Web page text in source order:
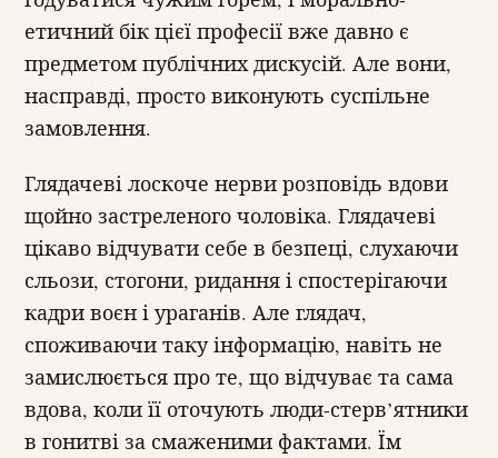
етичний бік цієї професії вже давно є
предметом публічних дискусій. Але вони,
насправді, просто виконують суспільне
замовлення.
Глядачеві лоскоче нерви розповідь вдови
щойно застреленого чоловіка. Глядачеві
цікаво відчувати себе в безпеці, слухаючи
сльози, стогони, ридання і спостерігаючи
кадри воєн і ураганів. Але глядач,
споживаючи таку інформацію, навіть не
замислюється про те, що відчуває та сама
вдова, коли її оточують люди-стерв’ятники
в гонитві за смаженими фактами. Їм